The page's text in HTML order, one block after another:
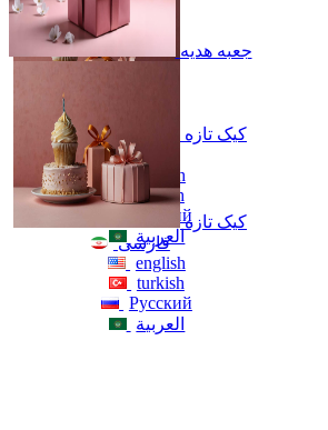
کیک تازه
فارسی
english
turkish
Русский
العربية
جعبه هدیه
کیک تازه
فارسی
english
turkish
Русский
العربية